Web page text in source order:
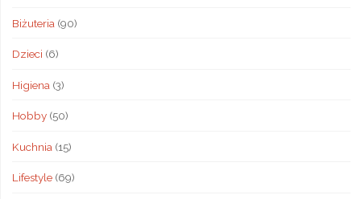
Biżuteria (90)
Dzieci (6)
Higiena (3)
Hobby(50)
Kuchnia (15)
Lifestyle(69)